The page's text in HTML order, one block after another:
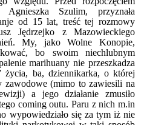
Szulim, przyznała
od 15 lat, treść tej rozmowy
Jędrzejko z Mazowieckiego
My, jako Wolne Konopie,
bo swoim niechlubnym
marihuany nie przeszkadza
życia, ba, dziennikarka, o której
zawodowe (mimo to zawiesili na
a jego działanie zmusiło
coming outu. Paru z nich m.in
wypowiedziało się za tym iż nie